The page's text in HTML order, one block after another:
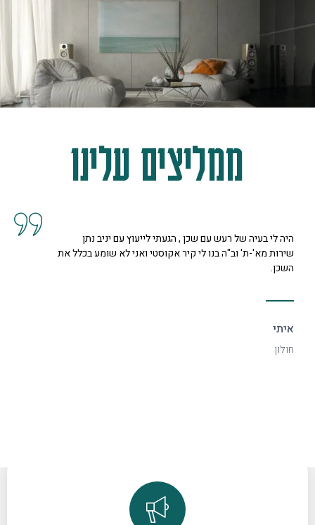
ממליצים עלינו
לייעוץ עם יניב נתן
ואני לא שומע בכלל את
קיבלנו שרות מצוין, הסברים
נחמדה מאוד בשם קרן היא